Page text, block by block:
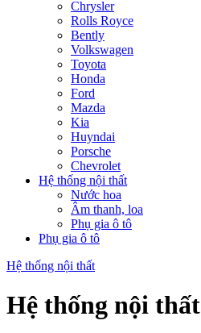
Chrysler
Rolls Royce
Bently
Volkswagen
Toyota
Honda
Ford
Mazda
Kia
Huyndai
Porsche
Chevrolet
Hệ thống nội thất
Nước hoa
Âm thanh, loa
Phụ gia ô tô
Phụ gia ô tô
Hệ thống nội thất
Hệ thống nội thất